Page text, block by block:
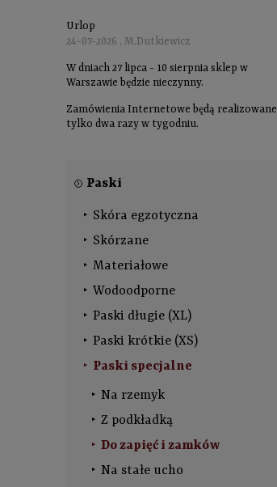
Urlop
24-07-2026 , M.Dutkiewicz
W dniach 27 lipca - 10 sierpnia sklep w
Warszawie będzie nieczynny.
Zamówienia Internetowe będą realizowane
tylko dwa razy w tygodniu.
Paski
Skóra egzotyczna
Skórzane
Materiałowe
Wodoodporne
Paski długie (XL)
Paski krótkie (XS)
Paski specjalne
Na rzemyk
Z podkładką
Do zapięć i zamków
Na stałe ucho